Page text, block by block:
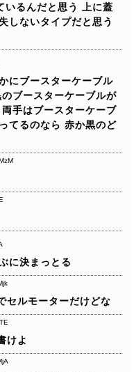
いるんだと思う
上に蓋
しないタイプだと思う
にブースターケーブル
ブースターケーブルが
両手はブースターケーブ
てるのなら 赤か黒のど
に決まっとる
セルモーターだけどな
けよ